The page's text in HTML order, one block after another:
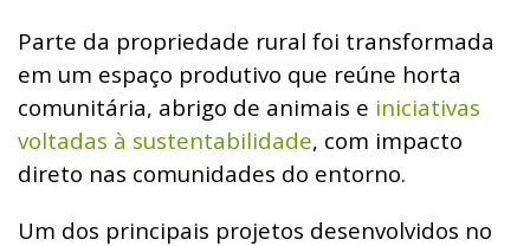
Parte da propriedade rural foi transformada
em um espaço produtivo que reúne horta
comunitária, abrigo de animais e iniciativas
voltadas à sustentabilidade, com impacto
direto nas comunidades do entorno.
Um dos principais projetos desenvolvidos no